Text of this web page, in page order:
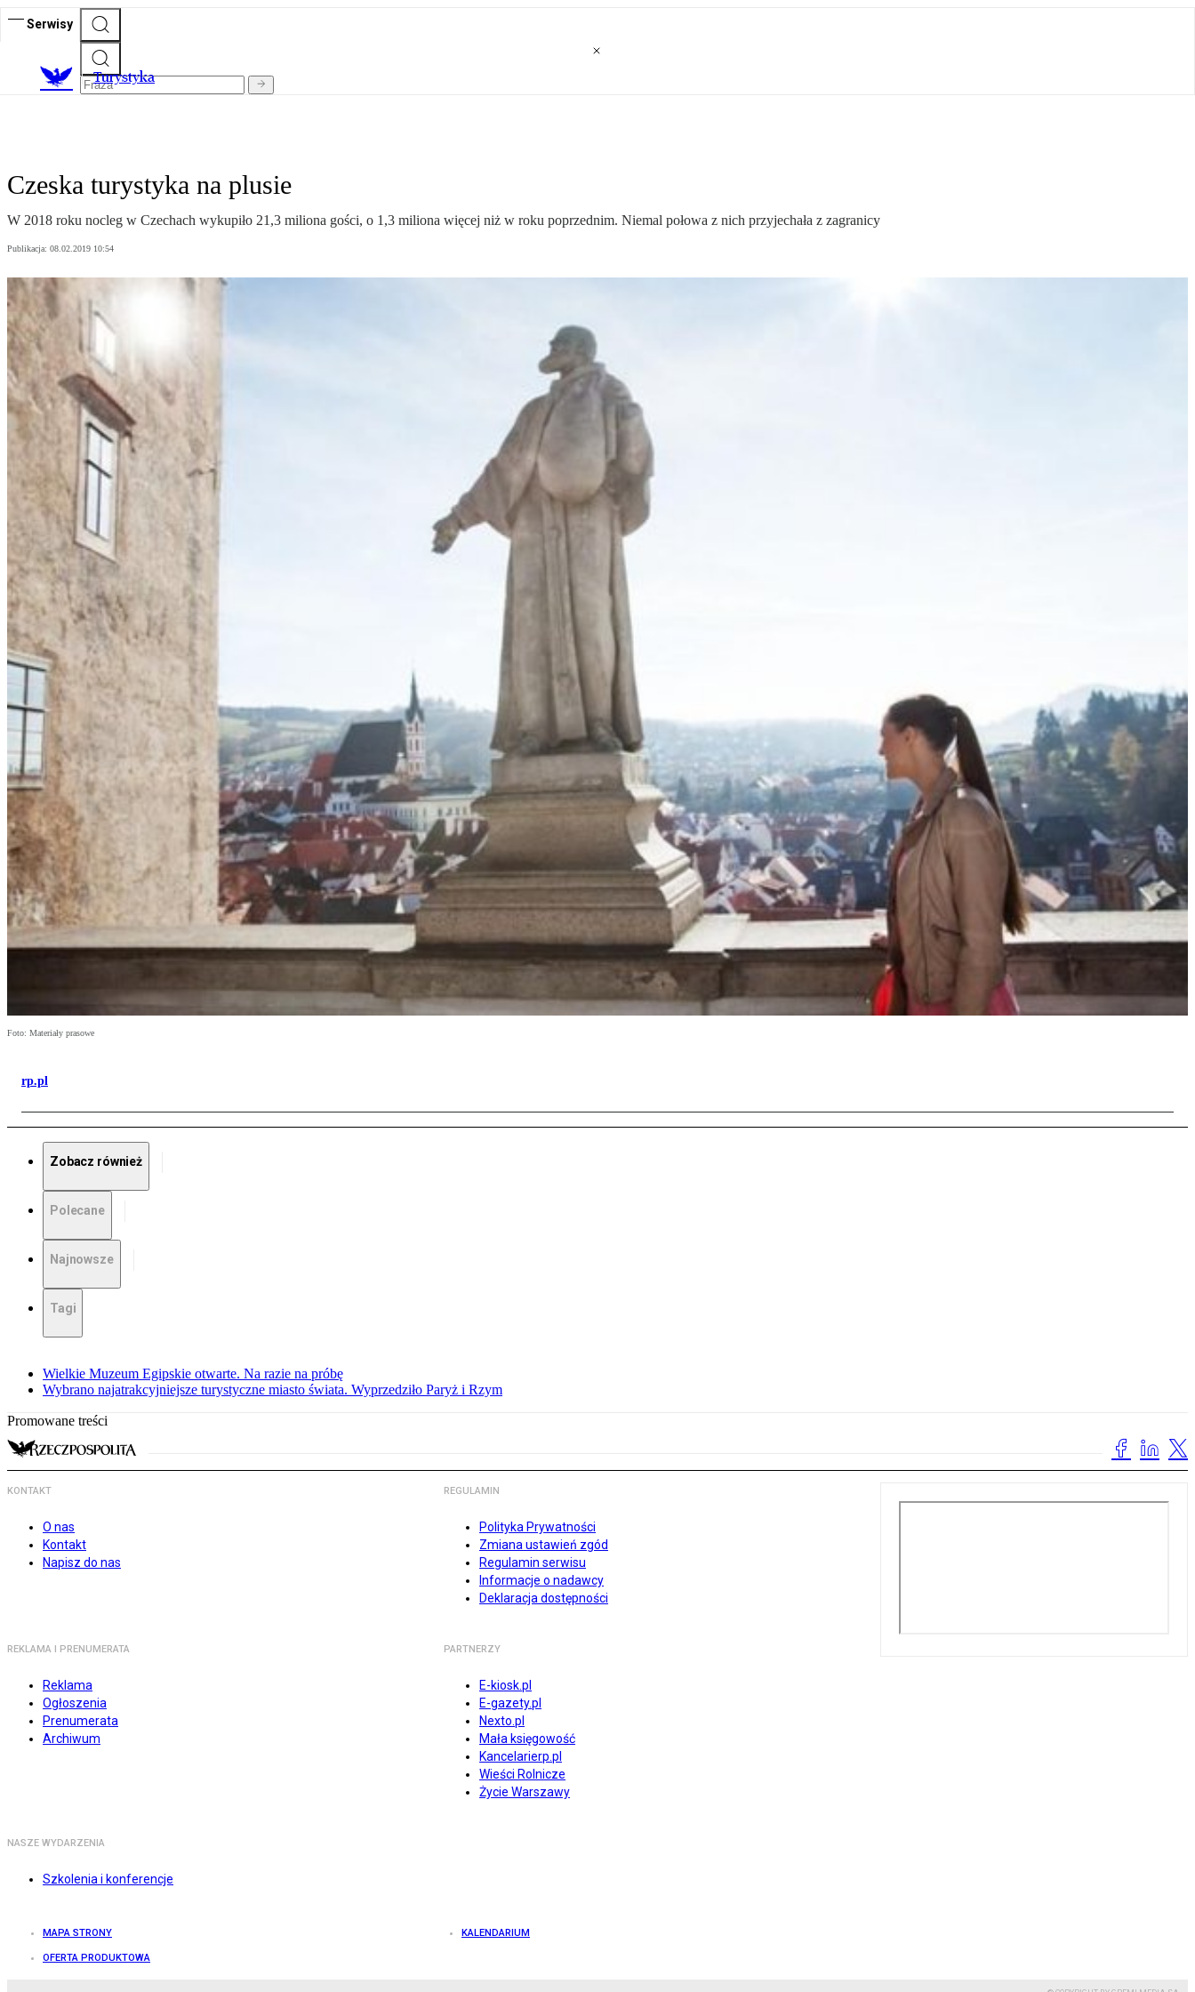
Serwisy
Turystyka
Czeska turystyka na plusie
W 2018 roku nocleg w Czechach wykupiło 21,3 miliona gości, o 1,3 miliona więcej niż w roku poprzednim. Niemal połowa z nich przyjechała z zagranicy
Publikacja: 08.02.2019 10:54
Foto: Materiały prasowe
rp.pl
Zobacz również
Polecane
Najnowsze
Tagi
Wielkie Muzeum Egipskie otwarte. Na razie na próbę
Wybrano najatrakcyjniejsze turystyczne miasto świata. Wyprzedziło Paryż i Rzym
Promowane treści
KONTAKT
O nas
Kontakt
Napisz do nas
REGULAMIN
Polityka Prywatności
Zmiana ustawień zgód
Regulamin serwisu
Informacje o nadawcy
Deklaracja dostępności
REKLAMA I PRENUMERATA
Reklama
Ogłoszenia
Prenumerata
Archiwum
PARTNERZY
E-kiosk.pl
E-gazety.pl
Nexto.pl
Mała księgowość
Kancelarierp.pl
Wieści Rolnicze
Życie Warszawy
NASZE WYDARZENIA
Szkolenia i konferencje
MAPA STRONY KALENDARIUM
OFERTA PRODUKTOWA